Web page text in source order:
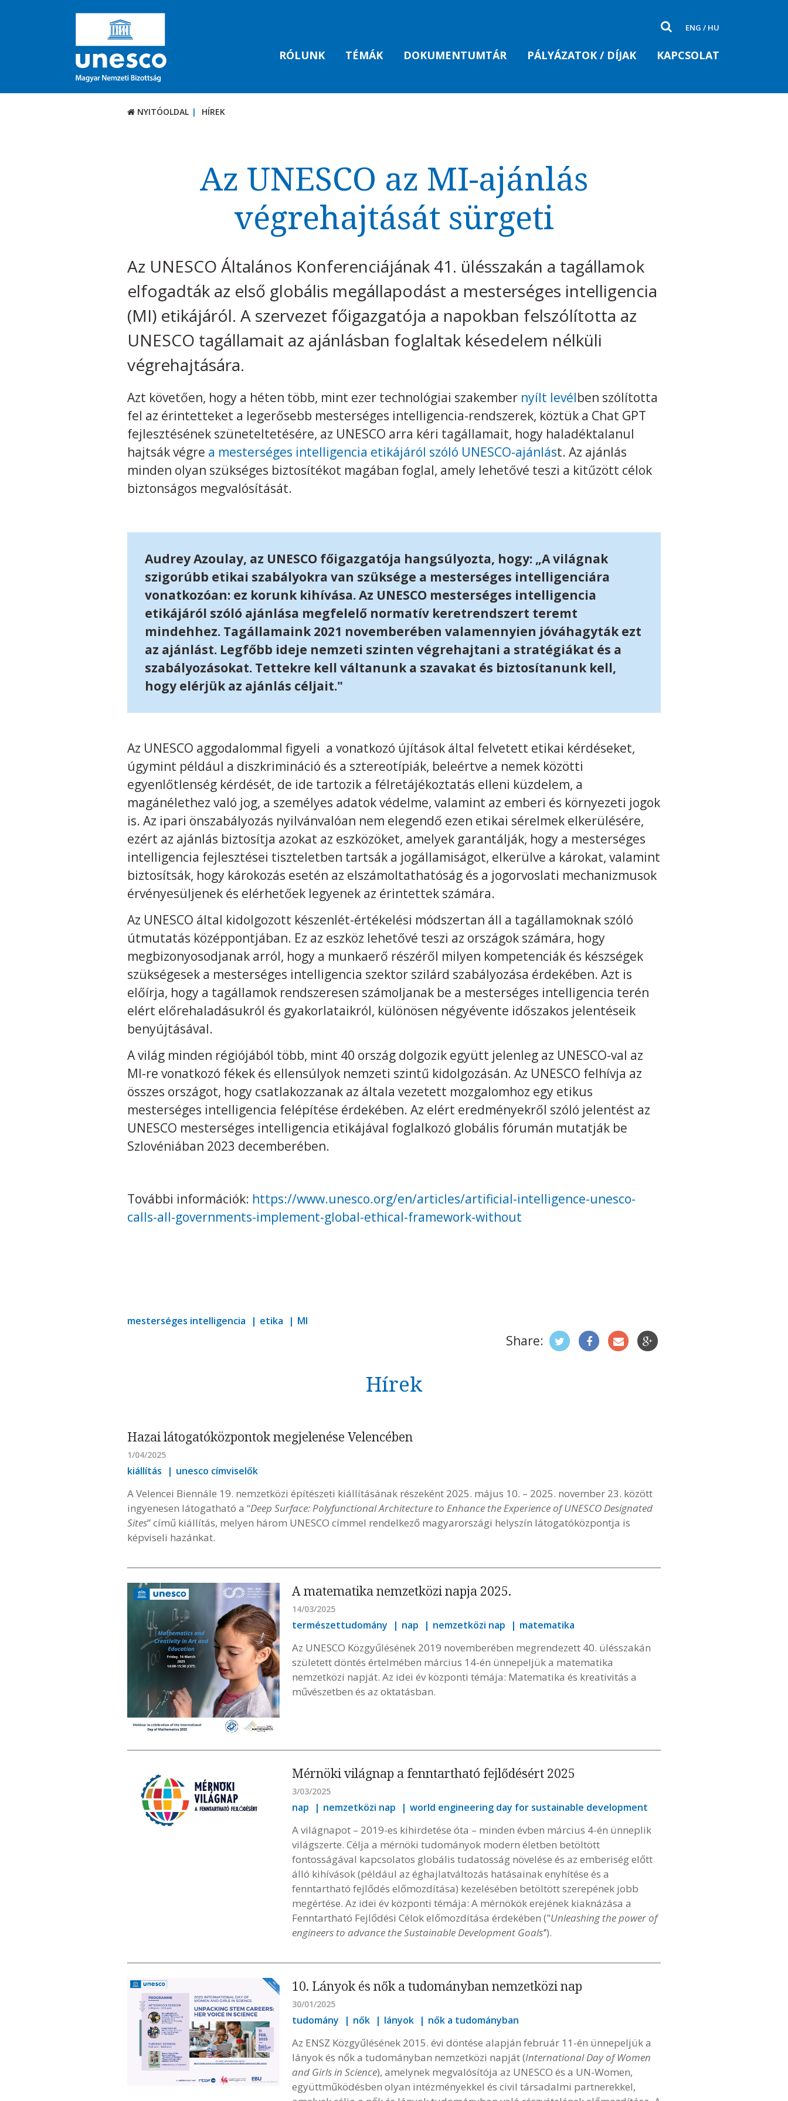
ENG / HU
RÓLUNK TÉMÁK DOKUMENTUMTÁR PÁLYÁZATOK / DÍJAK KAPCSOLAT
NYITÓOLDAL HÍREK
Az UNESCO az MI-ajánlás
végrehajtását sürgeti
Az UNESCO Általános Konferenciájának 41. ülésszakán a tagállamok
elfogadták az első globális megállapodást a mesterséges intelligencia
(MI) etikájáról. A szervezet főigazgatója a napokban felszólította az
UNESCO tagállamait az ajánlásban foglaltak késedelem nélküli
végrehajtására.
Azt követően, hogy a héten több, mint ezer technológiai szakember nyílt levélben szólította
fel az érintetteket a legerősebb mesterséges intelligencia-rendszerek, köztük a Chat GPT
fejlesztésének szüneteltetésére, az UNESCO arra kéri tagállamait, hogy haladéktalanul
hajtsák végre a mesterséges intelligencia etikájáról szóló UNESCO-ajánlást. Az ajánlás
minden olyan szükséges biztosítékot magában foglal, amely lehetővé teszi a kitűzött célok
biztonságos megvalósítását.
Audrey Azoulay, az UNESCO főigazgatója hangsúlyozta, hogy: „A világnak
szigorúbb etikai szabályokra van szüksége a mesterséges intelligenciára
vonatkozóan: ez korunk kihívása. Az UNESCO mesterséges intelligencia
etikájáról szóló ajánlása megfelelő normatív keretrendszert teremt
mindehhez. Tagállamaink 2021 novemberében valamennyien jóváhagyták ezt
az ajánlást. Legfőbb ideje nemzeti szinten végrehajtani a stratégiákat és a
szabályozásokat. Tettekre kell váltanunk a szavakat és biztosítanunk kell,
hogy elérjük az ajánlás céljait."
Az UNESCO aggodalommal figyeli a vonatkozó újítások által felvetett etikai kérdéseket,
úgymint például a diszkrimináció és a sztereotípiák, beleértve a nemek közötti
egyenlőtlenség kérdését, de ide tartozik a félretájékoztatás elleni küzdelem, a
magánélethez való jog, a személyes adatok védelme, valamint az emberi és környezeti jogok
is. Az ipari önszabályozás nyilvánvalóan nem elegendő ezen etikai sérelmek elkerülésére,
ezért az ajánlás biztosítja azokat az eszközöket, amelyek garantálják, hogy a mesterséges
intelligencia fejlesztései tiszteletben tartsák a jogállamiságot, elkerülve a károkat, valamint
biztosítsák, hogy károkozás esetén az elszámoltathatóság és a jogorvoslati mechanizmusok
érvényesüljenek és elérhetőek legyenek az érintettek számára.
Az UNESCO által kidolgozott készenlét-értékelési módszertan áll a tagállamoknak szóló
útmutatás középpontjában. Ez az eszköz lehetővé teszi az országok számára, hogy
megbizonyosodjanak arról, hogy a munkaerő részéről milyen kompetenciák és készségek
szükségesek a mesterséges intelligencia szektor szilárd szabályozása érdekében. Azt is
előírja, hogy a tagállamok rendszeresen számoljanak be a mesterséges intelligencia terén
elért előrehaladásukról és gyakorlataikról, különösen négyévente időszakos jelentéseik
benyújtásával.
A világ minden régiójából több, mint 40 ország dolgozik együtt jelenleg az UNESCO-val az
MI-re vonatkozó fékek és ellensúlyok nemzeti szintű kidolgozásán. Az UNESCO felhívja az
összes országot, hogy csatlakozzanak az általa vezetett mozgalomhoz egy etikus
mesterséges intelligencia felépítése érdekében. Az elért eredményekről szóló jelentést az
UNESCO mesterséges intelligencia etikájával foglalkozó globális fórumán mutatják be
Szlovéniában 2023 decemberében.
További információk: https://www.unesco.org/en/articles/artificial-intelligence-unesco-
calls-all-governments-implement-global-ethical-framework-without
mesterséges intelligencia etika MI
Share:
Hírek
Hazai látogatóközpontok megjelenése Velencében
1/04/2025
kiállítás unesco címviselők
A Velencei Biennále 19. nemzetközi építészeti kiállításának részeként 2025. május 10. – 2025. november 23. között
ingyenesen látogatható a “Deep Surface: Polyfunctional Architecture to Enhance the Experience of UNESCO Designated
Sites” című kiállítás, melyen három UNESCO címmel rendelkező magyarországi helyszín látogatóközpontja is
képviseli hazánkat.
A matematika nemzetközi napja 2025.
14/03/2025
természettudomány nap nemzetközi nap matematika
Az UNESCO Közgyűlésének 2019 novemberében megrendezett 40. ülésszakán
született döntés értelmében március 14-én ünnepeljük a matematika
nemzetközi napját. Az idei év központi témája: Matematika és kreativitás a
művészetben és az oktatásban.
Mérnöki világnap a fenntartható fejlődésért 2025
3/03/2025
nap nemzetközi nap world engineering day for sustainable development
A világnapot – 2019-es kihirdetése óta – minden évben március 4-én ünneplik
világszerte. Célja a mérnöki tudományok modern életben betöltött
fontosságával kapcsolatos globális tudatosság növelése és az emberiség előtt
álló kihívások (például az éghajlatváltozás hatásainak enyhítése és a
fenntartható fejlődés előmozdítása) kezelésében betöltött szerepének jobb
megértése. Az idei év központi témája: A mérnökök erejének kiaknázása a
Fenntartható Fejlődési Célok előmozdítása érdekében ("Unleashing the power of
engineers to advance the Sustainable Development Goals’’).
10. Lányok és nők a tudományban nemzetközi nap
30/01/2025
tudomány nők lányok nők a tudományban
Az ENSZ Közgyűlésének 2015. évi döntése alapján február 11-én ünnepeljük a
lányok és nők a tudományban nemzetközi napját (International Day of Women
and Girls in Science), amelynek megvalósítója az UNESCO és a UN-Women,
együttműködésben olyan intézményekkel és civil társadalmi partnerekkel,